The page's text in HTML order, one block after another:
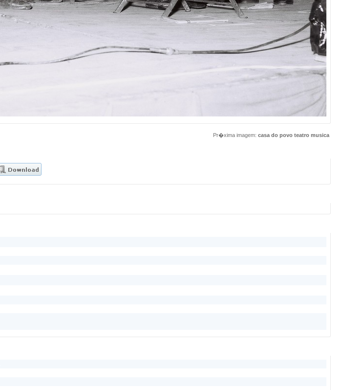
Pr�xima imagem:casa do povo teatro musica